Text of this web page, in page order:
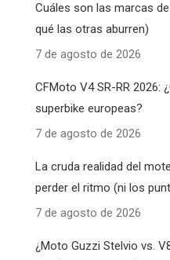
Cuáles son las marcas
qué las otras aburren)
7 de agosto de 2026
CFMoto V4 SR-RR 2026:
superbike europeas?
7 de agosto de 2026
La cruda realidad del
perder el ritmo (ni los
7 de agosto de 2026
¿Moto Guzzi Stelvio vs.